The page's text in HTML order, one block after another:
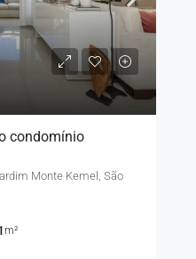
condomínio
Monte Kemel, São
m²